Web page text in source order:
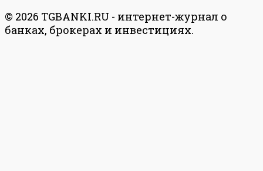
© 2026 TGBANKI.RU - интернет-журнал о
банках, брокерах и инвестициях.